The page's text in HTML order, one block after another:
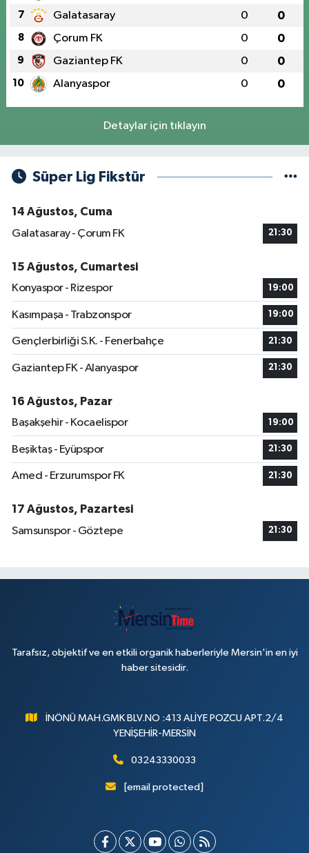
7 Galatasaray 0 0
8 Çorum FK 0 0
9 Gaziantep FK 0 0
10 Alanyaspor 0 0
Detaylar için tıklayın
Süper Lig Fikstür
14 Ağustos, Cuma
Galatasaray - Çorum FK
21:30
15 Ağustos, Cumartesi
Konyaspor - Rizespor
19:00
Kasımpaşa - Trabzonspor 19:00
Gençlerbirliği S.K. - Fenerbahçe 21:30
Gaziantep FK - Alanyaspor 21:30
16 Ağustos, Pazar
Başakşehir - Kocaelispor
19:00
Beşiktaş - Eyüpspor 21:30
Amed - Erzurumspor FK 21:30
17 Ağustos, Pazartesi
Samsunspor - Göztepe
21:30
Tarafsız, objektif ve en etkili organik haberleriyle Mersin'in en iyi
haber sitesidir.
İNÖNÜ MAH.GMK BLV.NO :413 ALİYE POZCU APT.2/4
YENİŞEHİR-MERSİN
03243330033
[email protected]